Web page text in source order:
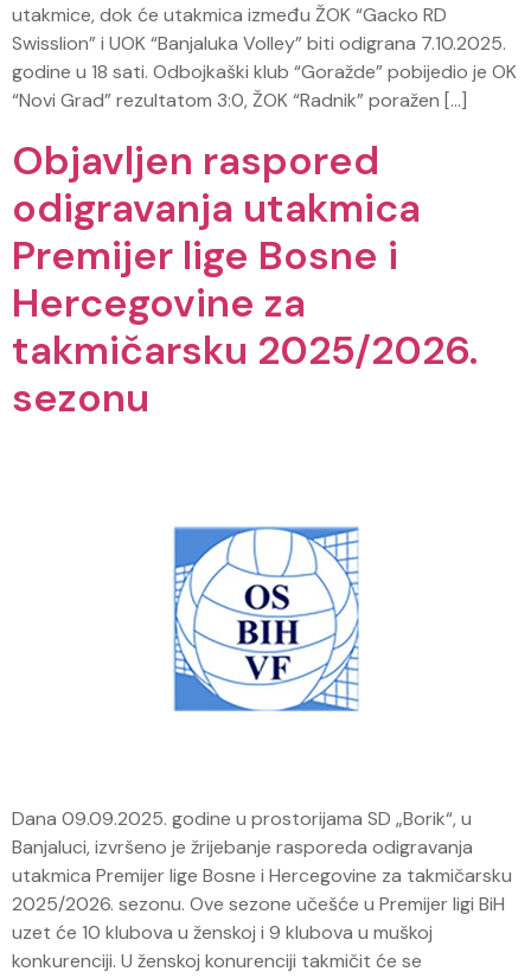
utakmice, dok će utakmica između ŽOK “Gacko RD
Swisslion” i UOK “Banjaluka Volley” biti odigrana 7.10.2025.
godine u 18 sati. Odbojkaški klub “Goražde” pobijedio je OK
“Novi Grad” rezultatom 3:0, ŽOK “Radnik” poražen […]
Objavljen raspored
odigravanja utakmica
Premijer lige Bosne i
Hercegovine za
takmičarsku 2025/2026.
sezonu
Dana 09.09.2025. godine u prostorijama SD „Borik“, u
Banjaluci, izvršeno je žrijebanje rasporeda odigravanja
utakmica Premijer lige Bosne i Hercegovine za takmičarsku
2025/2026. sezonu. Ove sezone učešće u Premijer ligi BiH
uzet će 10 klubova u ženskoj i 9 klubova u muškoj
konkurenciji. U ženskoj konurenciji takmičit će se